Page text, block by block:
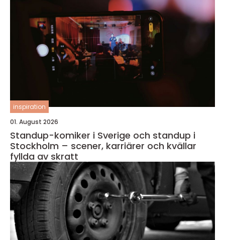
inspiration
01. August 2026
Standup-komiker i Sverige och standup i
Stockholm – scener, karriärer och kvällar
fyllda av skratt